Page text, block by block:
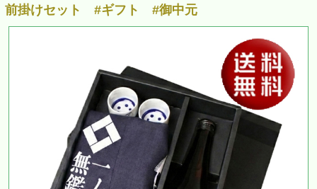
前掛けセット #ギフト #御中元